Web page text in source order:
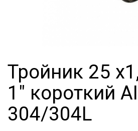
Тройник 25
1" короткий
304/304L